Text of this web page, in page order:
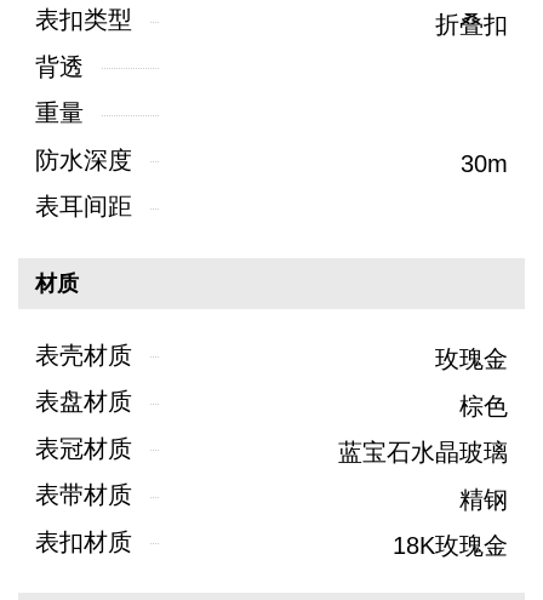
表扣类型
折叠扣
背透
重量
防水深度
30m
表耳间距
材质
表壳材质
玫瑰金
表盘材质
棕色
表冠材质
蓝宝石水晶玻璃
表带材质
精钢
表扣材质
18K玫瑰金